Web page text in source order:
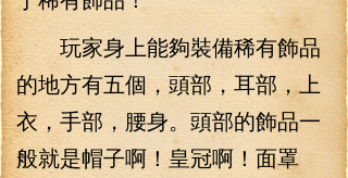
玩家身上能夠裝備稀有飾品
的地方有五個，頭部，耳部，上
衣，手部，腰身。頭部的飾品一
般就是帽子啊！皇冠啊！面罩